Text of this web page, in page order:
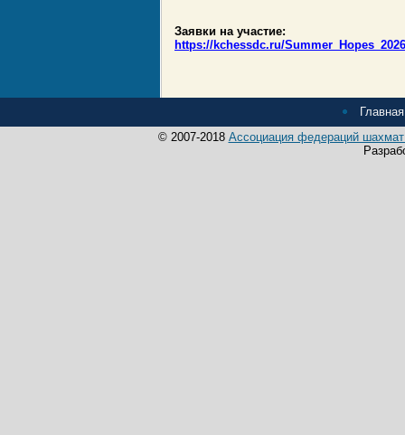
Заявки на участие:
https://kchessdc.ru/
© 2007-2018 Ассоциация федераций